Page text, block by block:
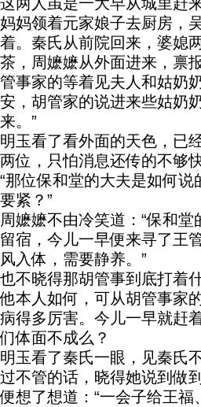
妈妈领着元家娘子去厨房，
着。秦氏从前院回来，婆媳
茶，周嬷嬷从外面进来，禀
管事家的等着见夫人和姑奶
安，胡管家的说进来些姑奶
来。”
明玉看了看外面的天色，已
两位，只怕消息还传的不够快
“那位保和堂的大夫是如何
要紧？”
周嬷嬷不由冷笑道：“保和
留宿，今儿一早便来寻了王
风入体，需要静养。”
也不晓得那胡管事到底打着
他本人如何，可从胡管事家
病得多厉害。今儿一早就赶
们体面不成么？
明玉看了秦氏一眼，见秦氏
过不管的话，晓得她说到做
便想了想道：“一会子给王